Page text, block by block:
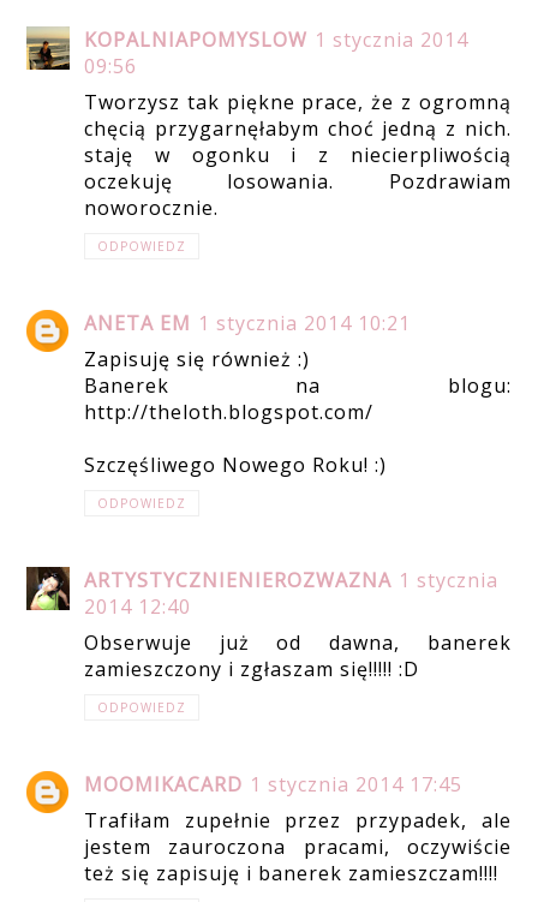
KOPALNIAPOMYSLOW 1 stycznia 2014
09:56
Tworzysz tak piękne prace, że z ogromną
chęcią przygarnęłabym choć jedną z nich.
staję w ogonku i z niecierpliwością
oczekuję losowania. Pozdrawiam
noworocznie.
ODPOWIEDZ
ANETA EM 1 stycznia 2014 10:21
Zapisuję się również :)
Banerek na blogu:
http://theloth.blogspot.com/
Szczęśliwego Nowego Roku! :)
ODPOWIEDZ
ARTYSTYCZNIENIEROZWAZNA 1 stycznia
2014 12:40
Obserwuje już od dawna, banerek
zamieszczony i zgłaszam się!!!!! :D
ODPOWIEDZ
MOOMIKACARD 1 stycznia 2014 17:45
Trafiłam zupełnie przez przypadek, ale
jestem zauroczona pracami, oczywiście
też się zapisuję i banerek zamieszczam!!!!